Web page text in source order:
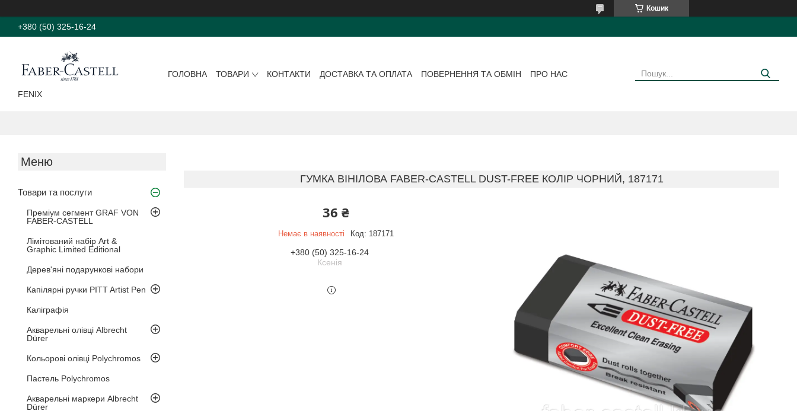
Кошик
+380 (50) 325-16-24
FENIX
ГОЛОВНА ТОВАРИ КОНТАКТИ ДОСТАВКА ТА ОПЛАТА ПОВЕРНЕННЯ ТА ОБМІН ПРО НАС
Товари та послуги
Преміум сегмент GRAF VON
FABER-CASTELL
Лімітований набір Art &
Graphic Limited Editional
Дерев'яні подарункові набори
Капілярні ручки PITT Artist Pen
Каліграфія
Акварельні олівці Albrecht
Dürer
Кольорові олівці Polychromos
Пастель Polychromos
Акварельні маркери Albrecht
Dürer
ГУМКА ВІНІЛОВА FABER-CASTELL DUST-FREE КОЛІР ЧОРНИЙ, 187171
36 ₴
Немає в наявності Код: 187171
+380 (50) 325-16-24
Ксенія